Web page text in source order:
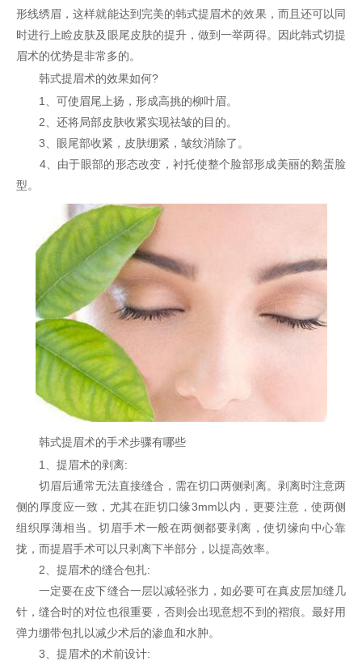
形线绣眉，这样就能达到完美的韩式提眉术的效果，而且还可以同
时进行上睑皮肤及眼尾皮肤的提升，做到一举两得。因此韩式切提
眉术的优势是非常多的。
韩式提眉术的效果如何?
1、可使眉尾上扬，形成高挑的柳叶眉。
2、还将局部皮肤收紧实现祛皱的目的。
3、眼尾部收紧，皮肤绷紧，皱纹消除了。
4、由于眼部的形态改变，衬托使整个脸部形成美丽的鹅蛋脸
型。
韩式提眉术的手术步骤有哪些
1、提眉术的剥离:
切眉后通常无法直接缝合，需在切口两侧剥离。剥离时注意两
侧的厚度应一致，尤其在距切口缘3mm以内，更要注意，使两侧
组织厚薄相当。切眉手术一般在两侧都要剥离，使切缘向中心靠
拢，而提眉手术可以只剥离下半部分，以提高效率。
2、提眉术的缝合包扎:
一定要在皮下缝合一层以减轻张力，如必要可在真皮层加缝几
针，缝合时的对位也很重要，否则会出现意想不到的褶痕。最好用
弹力绷带包扎以减少术后的渗血和水肿。
3、提眉术的术前设计: